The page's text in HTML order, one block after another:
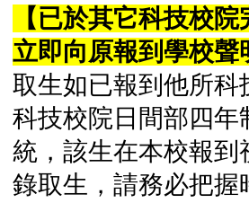
【已於其它科技校
立即向原報到學校聲
取生如已報到他所科
科技校院日間部四
統，該生在本校報
錄取生，請務必把握